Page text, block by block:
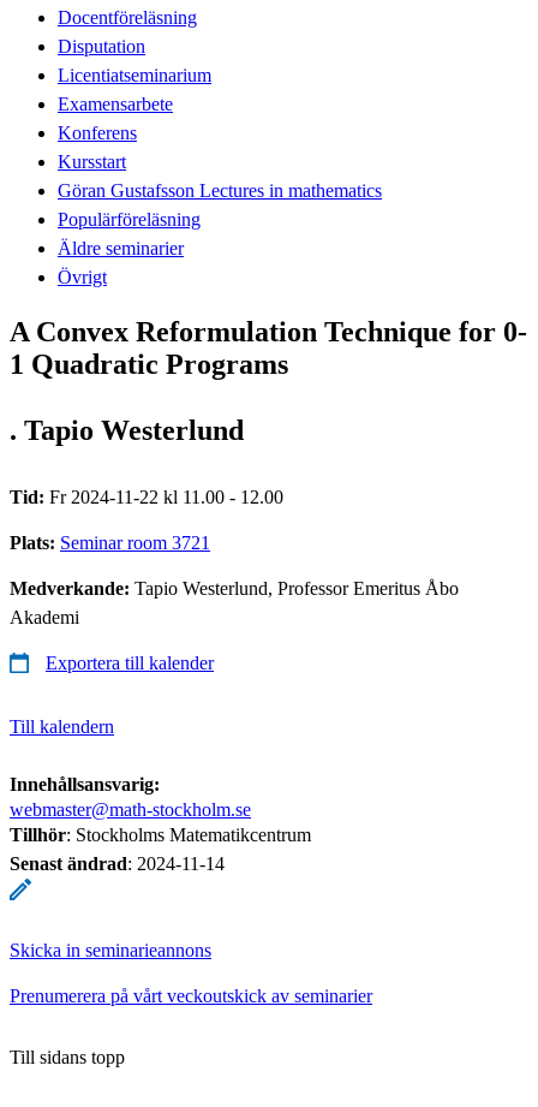
Docentföreläsning
Disputation
Licentiatseminarium
Examensarbete
Konferens
Kursstart
Göran Gustafsson Lectures in mathematics
Populärföreläsning
Äldre seminarier
Övrigt
A Convex Reformulation Technique for 0-
1 Quadratic Programs
. Tapio Westerlund
Tid: Fr 2024-11-22 kl 11.00 - 12.00
Plats: Seminar room 3721
Medverkande: Tapio Westerlund, Professor Emeritus Åbo
Akademi
Exportera till kalender
Till kalendern
Innehållsansvarig:
webmaster@math-stockholm.se
Tillhör: Stockholms Matematikcentrum
Senast ändrad: 2024-11-14
Skicka in seminarieannons
Prenumerera på vårt veckoutskick av seminarier
Till sidans topp